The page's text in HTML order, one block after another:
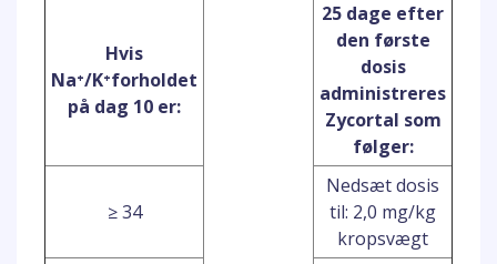
Hvis
Na⁺/K⁺forholdet
på dag 10 er:
25 dage efter
den første
dosis
administreres
Zycortal som
følger:
≥ 34
Nedsæt dosis
til: 2,0 mg/kg
kropsvægt